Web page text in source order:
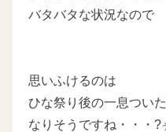
バタバタな状況なので
思いふけるのは
ひな祭り後の一息つい
なりそうですね・・・?